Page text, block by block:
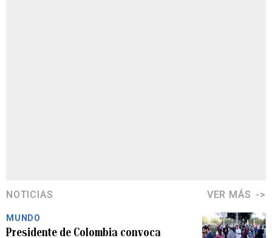
NOTICIAS VER MÁS
MUNDO
Presidente de Colombia convoca